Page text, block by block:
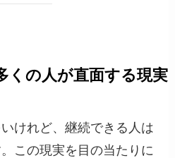
くの人が直面する現実
けれど、継続できる人は
この現実を目の当たりに